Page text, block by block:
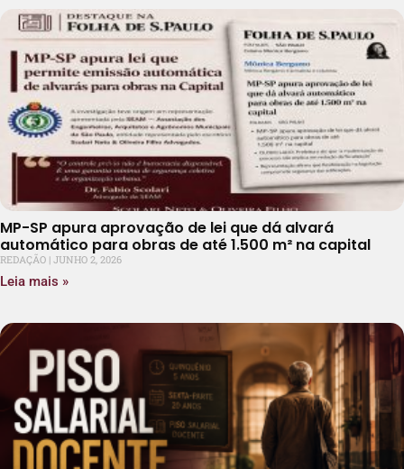
MP-SP apura aprovação de lei que dá alvará
automático para obras de até 1.500 m² na capital
REDAÇÃO JUNHO 2, 2026
Leia mais »